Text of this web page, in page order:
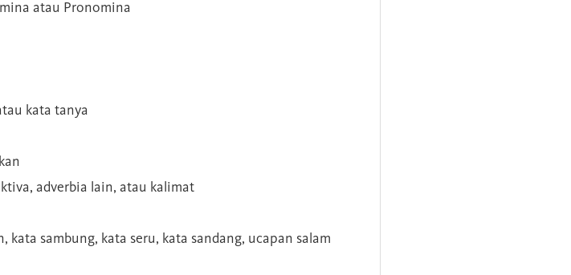
atau Pronomina
kata tanya
adverbia lain, atau kalimat
kata sambung, kata seru, kata sandang, ucapan salam